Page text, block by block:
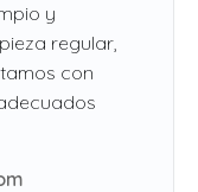
y
regular,
con